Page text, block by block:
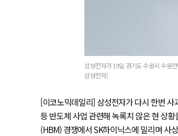
삼성전자가 19일 경기도 수원시 수원
삼성전자]
[이코노믹데일리] 삼성전자가 다시 한번
등 반도체 사업 관련해 녹록치 않은 현 상
(HBM) 경쟁에서 SK하이닉스에 밀리며 사